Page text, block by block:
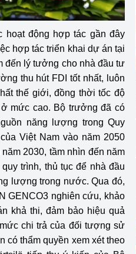
hoạt động hợp tác gần đây
hợp tác triển khai dự án tại
đến lý tưởng cho nhà đầu tư
thu hút FDI tốt nhất, luôn
thế giới, đồng thời tốc độ
mức cao. Bộ trưởng đã có
năng lượng trong Quy
Việt Nam vào năm 2050
2030, tầm nhìn đến năm
trình, thủ tục để nhà đầu
lượng trong nước. Qua đó,
GENCO3 nghiên cứu, khảo
khả thi, đảm bảo hiệu quả
chi trả của đối tượng sử
có thẩm quyền xem xét theo